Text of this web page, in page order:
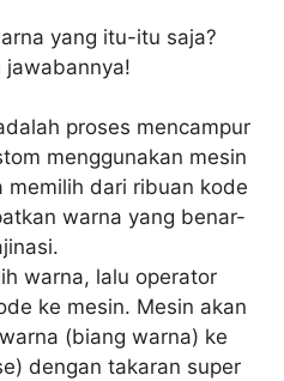
yang itu-itu saja?
jawabannya!
proses mencampur
menggunakan mesin
memilih dari ribuan kode
warna yang benar-
warna, lalu operator
ke mesin. Mesin akan
(biang warna) ke
dengan takaran super